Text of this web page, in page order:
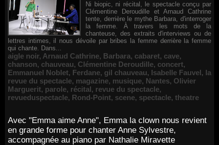
Ni biopic, ni récital, le spectacle conçu par
Clémentine Deroudille et Arnaud Cathrine
tente, derrière le mythe Barbara, d'interroger
la femme. À travers les mots de la
chanteuse, des extraits d'interviews ou de
lettres intimes, il nous dévoile par bribes la femme derrière la femme
qui chante. Dans...
aigle noir, Arnaud Cathrine, Barbara, cabaret, cave,
chanson, chauveau, Clémentine Deroudille, concert,
Emmanuel Noblet, Ferdane, gil chauveau, Isabelle Fauvel, la
revue du spectacle, magazine, musique, Nantes, Olivier
Marguerit, parole, récital, revue du spectacle,
revueduspectacle, Rond-Point, scene, spectacle, theatre
Avec "Emma aime Anne", Emma la clown nous revient
en grande forme pour chanter Anne Sylvestre,
accompagnée au piano par Nathalie Miravette